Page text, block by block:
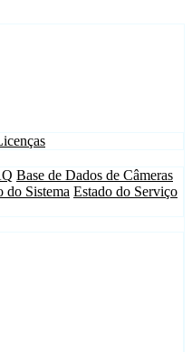
Base de Dados de Câmeras
do Sistema Estado do Serviço